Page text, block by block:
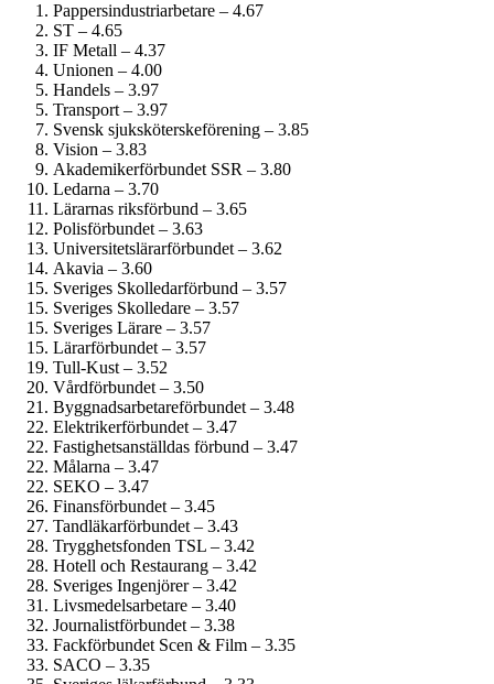
Pappersindustri­arbetare – 4.67
ST – 4.65
IF Metall – 4.37
Unionen – 4.00
Handels – 3.97
Transport – 3.97
Svensk sjuksköterskeförening – 3.85
Vision – 3.83
Akademiker­förbundet SSR – 3.80
Ledarna – 3.70
Lärarnas riksförbund – 3.65
Polisförbundet – 3.63
Universitetslärar­förbundet – 3.62
Akavia – 3.60
Sveriges Skolledarförbund – 3.57
Sveriges Skolledare – 3.57
Sveriges Lärare – 3.57
Lärarförbundet – 3.57
Tull-Kust – 3.52
Vårdförbundet – 3.50
Byggnadsarbetare­förbundet – 3.48
Elektriker­förbundet – 3.47
Fastighets­anställdas förbund – 3.47
Målarna – 3.47
SEKO – 3.47
Finans­förbundet – 3.45
Tandläkar­förbundet – 3.43
Trygghetsfonden TSL – 3.42
Hotell och Restaurang – 3.42
Sveriges Ingenjörer – 3.42
Livsmedels­arbetare – 3.40
Journalist­förbundet – 3.38
Fackförbundet Scen & Film – 3.35
SACO – 3.35